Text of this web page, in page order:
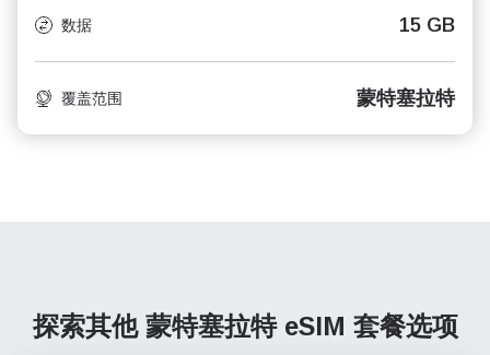
数据 15 GB
覆盖范围 蒙特塞拉特
探索其他 蒙特塞拉特 eSIM 套餐选项